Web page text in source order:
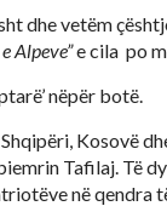
dhe vetëm
Alpeve”e cila po
nëpër botë.
Kosovë
Tafilaj. Të
në qendra